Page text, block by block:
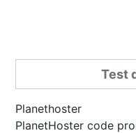
Test
Planethoster
PlanetHoster code